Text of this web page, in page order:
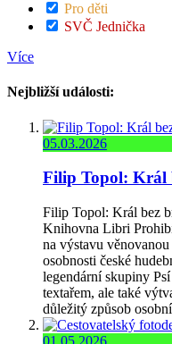
Pro děti
SVČ Jednička
Více
Nejbližší události:
05.03.2026
Filip Topol: Král
Filip Topol: Král bez
Knihovna Libri
na výstavu
osobnosti české
legendární skupiny
textařem, ale také
důležitý způsob
01.05.2026